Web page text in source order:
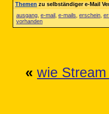
Themenzu selbständiger e-Mail
ausgang e-mail e-mails erschein
vorhanden
« wie